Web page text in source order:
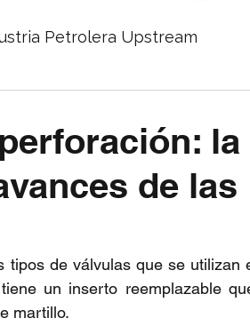
Petrolera Upstream
la
de las
de válvulas que se utilizan
un inserto reemplazable
martillo.